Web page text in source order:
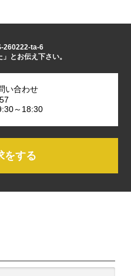
260222-ta-6
」とお伝え下さい。
い合わせ
～18:30
をする